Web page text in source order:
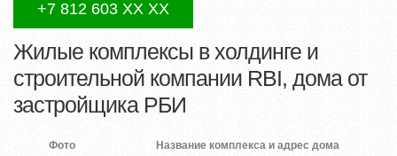
+7 812 603 XX XX
Жилые комплексы в холдинге и
строительной компании RBI, дома от
застройщика РБИ
Фото Название комплекса и адрес дома